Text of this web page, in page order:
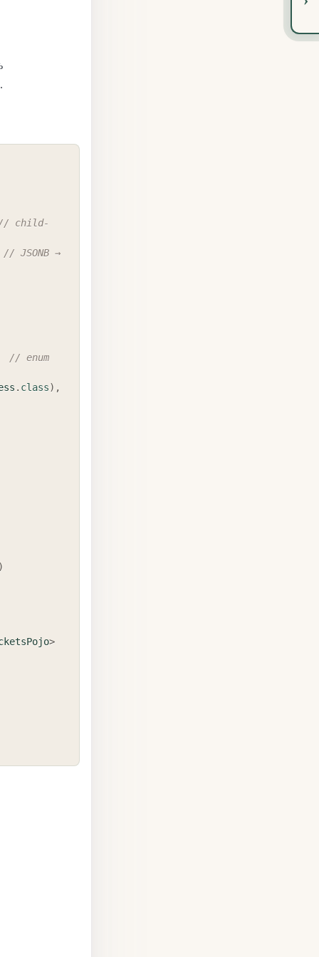
child-
// JSONB →
// enum
. class) ,
>